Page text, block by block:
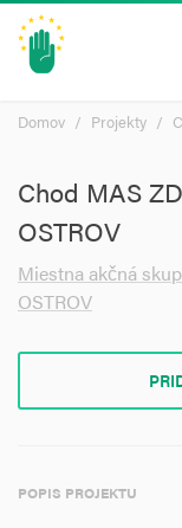
Domov Projekty
Chod MAS
OSTROV
Miestna akčná
OSTROV
POPIS PROJEKTU